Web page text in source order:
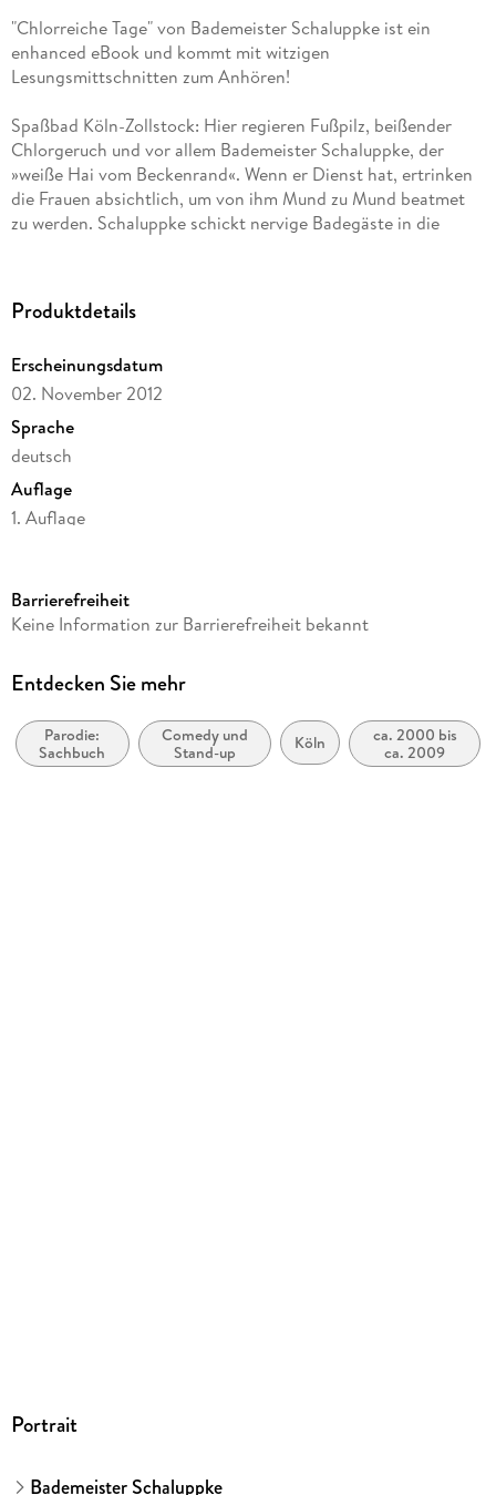
"Chlorreiche Tage" von Bademeister Schaluppke ist ein
enhanced eBook und kommt mit witzigen
Lesungsmittschnitten zum Anhören!
Spaßbad Köln-Zollstock: Hier regieren Fußpilz, beißender
Chlorgeruch und vor allem Bademeister Schaluppke, der
»weiße Hai vom Beckenrand«. Wenn er Dienst hat, ertrinken
die Frauen absichtlich, um von ihm Mund zu Mund beatmet
zu werden. Schaluppke schickt nervige Badegäste in die
Damensauna. Die besten Momente seiner chlorreichen Tage
nicht bis zum nächsten Schwimmbadbesuch warten wollen.
Produktdetails
Erscheinungsdatum
02. November 2012
Sprache
deutsch
Auflage
1. Auflage
Dateigröße
Autor/Autorin
Verlag/Hersteller
Knaur eBook
Barrierefreiheit
Keine Information zur Barrierefreiheit bekannt
Entdecken Sie mehr
Parodie:
Sachbuch
Comedy und
Stand-up
Köln
ca. 2000 bis
ca. 2009
Portrait
Bademeister Schaluppke